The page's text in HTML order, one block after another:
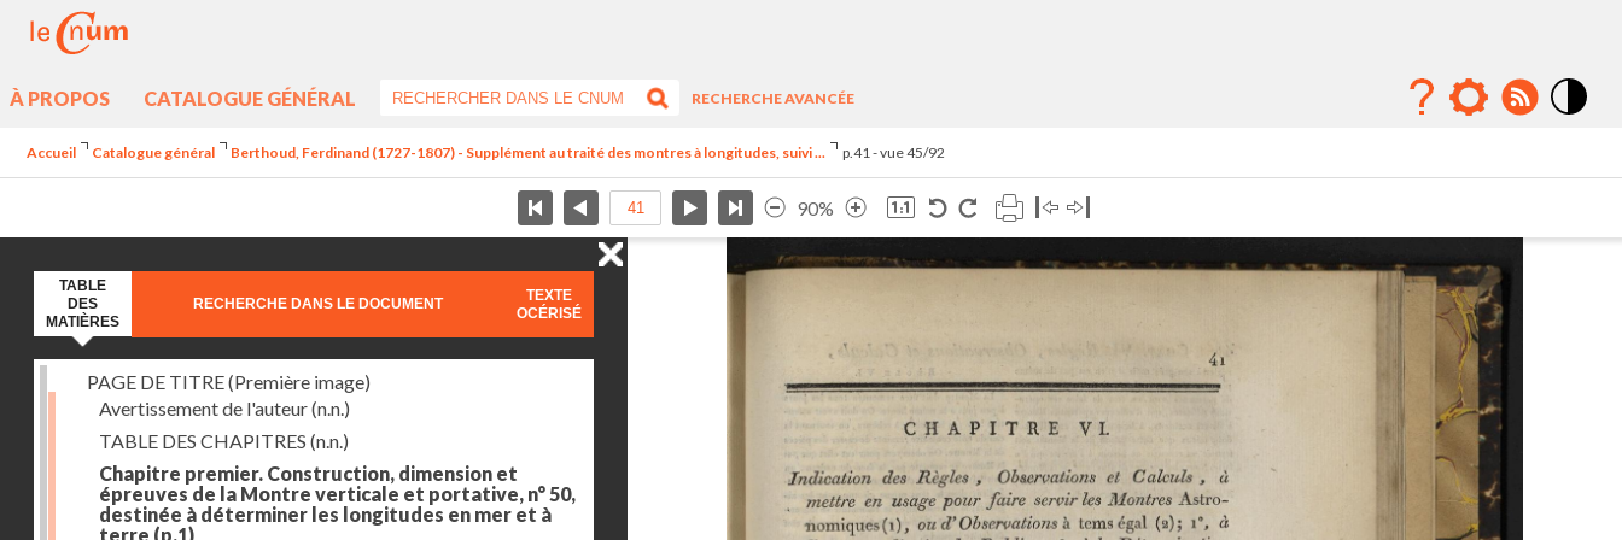
À PROPOS CATALOGUE GÉNÉRAL
RECHERCHE AVANCÉE
Accueil Catalogue général Berthoud, Ferdinand (1727-1807) - Supplément au traité des montres à longitudes, suivi ... p.41 - vue 45/92
90%
TABLE
DES
MATIÈRES
RECHERCHE DANS LE DOCUMENT
TEXTE
OCÉRISÉ
PAGE DE TITRE (Première image)
Avertissement de l'auteur(n.n.)
TABLE DES CHAPITRES (n.n.)
Chapitre premier. Construction, dimension et
épreuves de la Montre verticale et portative, n° 50,
destinée à déterminer les longitudes en mer et à
terre (p.1)